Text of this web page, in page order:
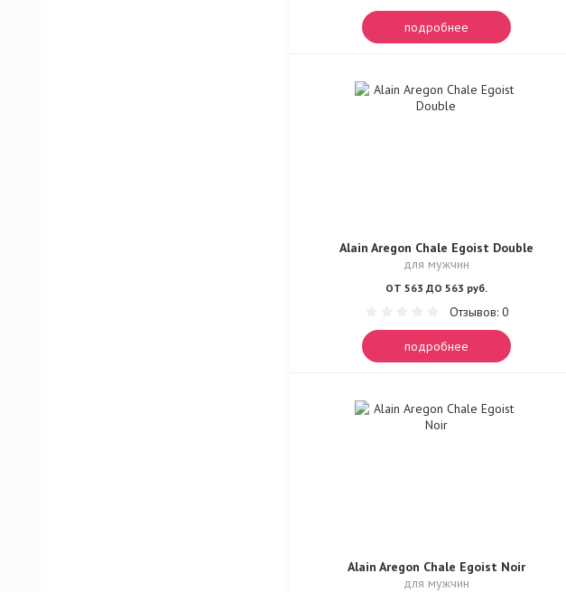
подробнее
Alain Aregon Chale Egoist Double
для мужчин
ОТ 563 ДО 563 руб.
Отзывов: 0
подробнее
Alain Aregon Chale Egoist Noir
для мужчин